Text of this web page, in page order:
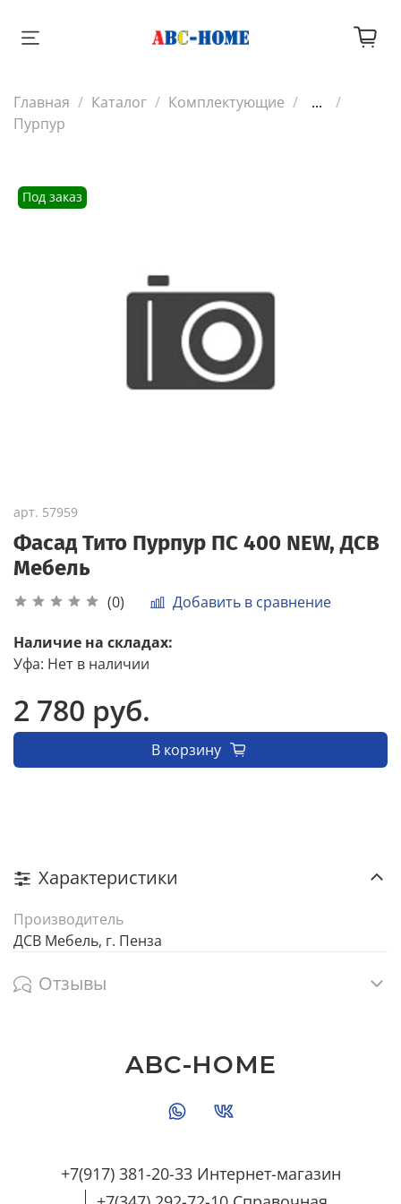
Главная Каталог Комплектующие
...
Пурпур
Под заказ
арт. 57959
Фасад Тито Пурпур ПС 400 NEW, ДСВ
Мебель
(0) Добавить в сравнение
Наличие на складах:
Уфа: Нет в наличии
2 780 руб.
В корзину
Характеристики
Производитель
ДСВ Мебель, г. Пенза
Отзывы
+7(917) 381-20-33 Интернет-магазин
ABC-HOME